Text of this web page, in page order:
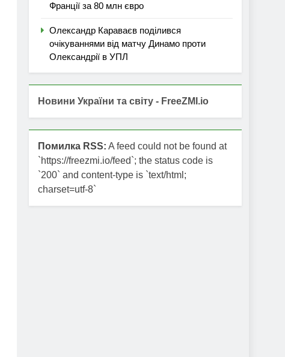
Франції за 80 млн євро
Олександр Караваєв поділився
очікуваннями від матчу Динамо проти
Олександрії в УПЛ
Новини України та світу - FreeZMI.io
Помилка RSS: A feed could not be found at
`https://freezmi.io/feed`; the status code is
`200` and content-type is `text/html;
charset=utf-8`